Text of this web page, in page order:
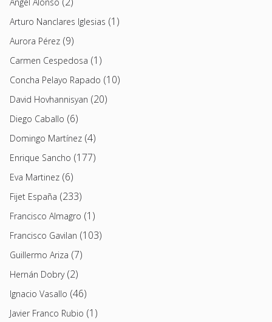
Arturo Nanclares Iglesias (1)
Aurora Pérez (9)
Carmen Cespedosa (1)
Concha Pelayo Rapado (10)
David Hovhannisyan (20)
Diego Caballo (6)
Domingo Martínez (4)
Enrique Sancho (177)
Eva Martinez (6)
Fijet España (233)
Francisco Almagro (1)
Francisco Gavilan (103)
Guillermo Ariza (7)
Hernán Dobry(2)
Ignacio Vasallo (46)
Javier Franco Rubio (1)